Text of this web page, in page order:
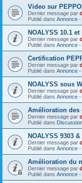
Video sur
Dernier message par
Publié dans Annonce
NOALYSS 10.1
Dernier message par
Publié dans Annonce
Certification
Dernier message par
Publié dans Annonce
NOALYSS sous
Dernier message par
Publié dans Annonce
Amélioration des
Dernier message par
Publié dans
NOALYSS 9303
Dernier message par
Publié dans Annonce
Amélioration du
Dernier message par
Publié dans Annonce